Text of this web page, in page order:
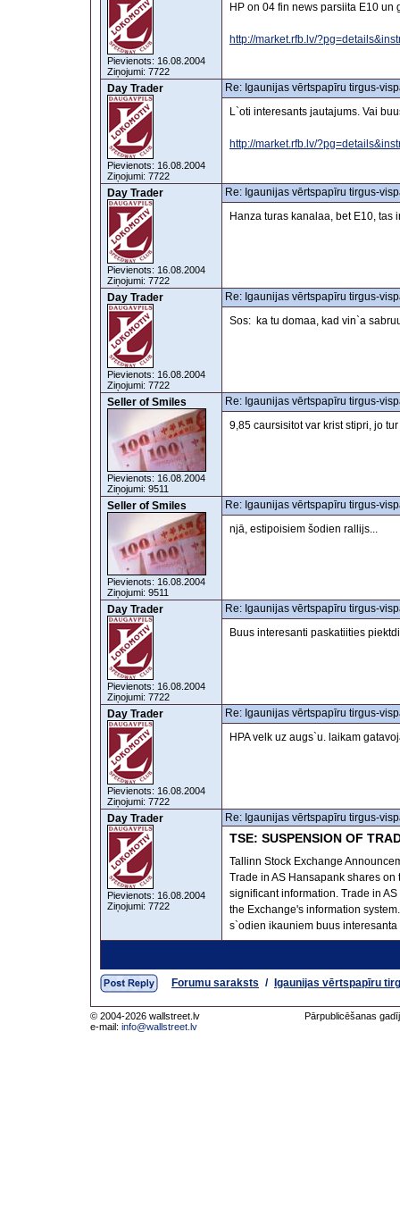
Pievienots: 16.08.2004
Ziņojumi: 7722
HP on 04 fin news parsiita E10 un
http://market.rfb.lv/
Day Trader
Pievienots: 16.08.2004
Ziņojumi: 7722
Re: Igaunijas vērtspapīru tirgus-
L`oti interesants jautajums. Vai
http://market.rfb.lv/
Day Trader
Pievienots: 16.08.2004
Ziņojumi: 7722
Re: Igaunijas vērtspapīru tirgus-
Hanza turas kanalaa, bet E10, tas
Day Trader
Pievienots: 16.08.2004
Ziņojumi: 7722
Re: Igaunijas vērtspapīru tirgus-
Sos: ka tu domaa, kad vin`a
Seller of Smiles
Pievienots: 16.08.2004
Ziņojumi: 9511
Re: Igaunijas vērtspapīru tirgus-
9,85 caursisitot var krist stipri, jo
Seller of Smiles
Pievienots: 16.08.2004
Ziņojumi: 9511
Re: Igaunijas vērtspapīru tirgus-
njā, estipoisiem šodien rallijs...
Day Trader
Pievienots: 16.08.2004
Ziņojumi: 7722
Re: Igaunijas vērtspapīru tirgus-
Buus interesanti paskatiities
Day Trader
Pievienots: 16.08.2004
Ziņojumi: 7722
Re: Igaunijas vērtspapīru tirgus-
HPA velk uz augs`u. laikam
Day Trader
Pievienots: 16.08.2004
Ziņojumi: 7722
Re: Igaunijas vērtspapīru tirgus-
TSE: SUSPENSION OF
Tallinn Stock Exchange
Trade in AS Hansapank shares
significant information. Trade in
the Exchange's information
s`odien ikauniem buus
Forumu saraksts / Igaunijas vērtspapīru
© 2004-2026 wallstreet.lv
e-mail: info@wallstreet.lv
Pārpublicēšanas